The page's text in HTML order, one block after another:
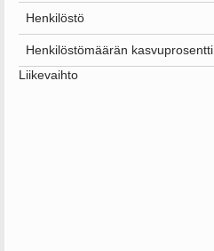
Henkilöstö
Henkilöstömäärän kasvuprosentti
Liikevaihto